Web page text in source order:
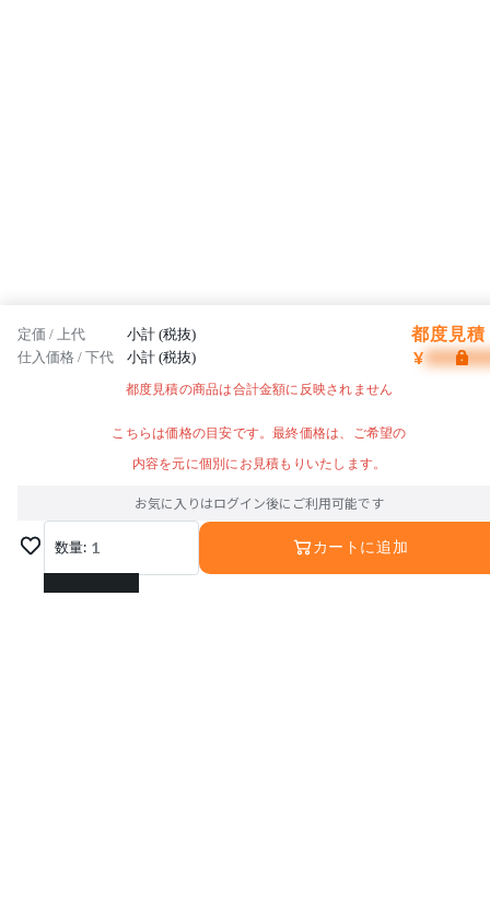
定価 / 上代 小計 (税抜) 都度見積
仕入価格 / 下代 小計 (税抜) ¥
都度見積の商品は合計金額に反映されません
こちらは価格の目安です。最終価格は、ご希望の
内容を元に個別にお見積もりいたします。
お気に入りはログイン後にご利用可能です
数量: 1
1
カートに追加